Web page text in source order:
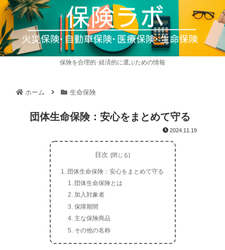
保険を合理的･経済的に選ぶための情報
ホーム 生命保険
団体生命保険：安心をまとめて守る
2024.11.19
目次
団体生命保険：安心をまとめて守る
団体生命保険とは
加入対象者
保障期間
主な保険商品
その他の名称